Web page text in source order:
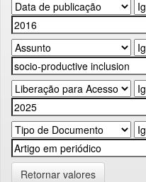
Retornar valores